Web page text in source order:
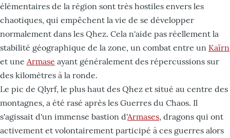
élémentaires de la région sont très hostiles envers les
chaotiques, qui empêchent la vie de se développer
normalement dans les Qhez. Cela n'aide pas réellement la
stabilité géographique de la zone, un combat entre un Kaïrn
et une Armase ayant généralement des répercussions sur
des kilomètres à la ronde.
Le pic de Qlyrf, le plus haut des Qhez et situé au centre des
montagnes, a été rasé après les Guerres du Chaos. Il
s'agissait d'un immense bastion d'Armases, dragons qui ont
activement et volontairement participé à ces guerres alors